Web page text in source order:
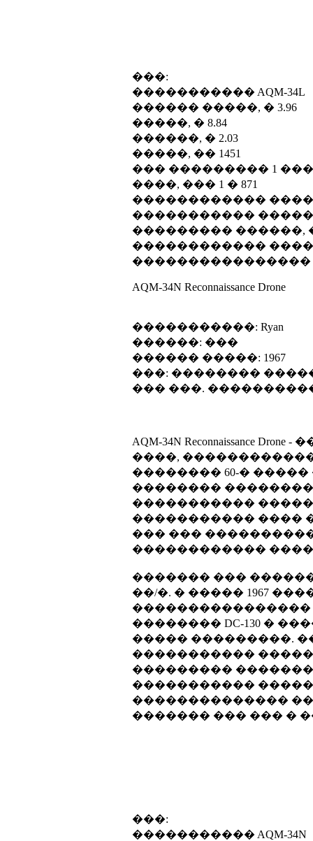
���:
����������� AQM-34L
������ �����, � 3.96
�����, � 8.84
������, � 2.03
�����, �� 1451
��� ��������� 1 ���
����, ��� 1 � 871
������������
�����������
��������� ������,
������������
����������������
AQM-34N Reconnaissance Drone
�����������: Ryan
������: ���
������ �����: 1967
���: ��������
��� ���.
AQM-34N
����, �������������
�������� 60-�
��������
����������� �����
����������� ����
��� ��� �����������
������������
������� ��� ������
��/�. � ����� 1967
����������������
�������� DC-130 �
����� ���������.
�����������
���������
�����������
��������������
������� ��� ��� �
���:
����������� AQM-34N